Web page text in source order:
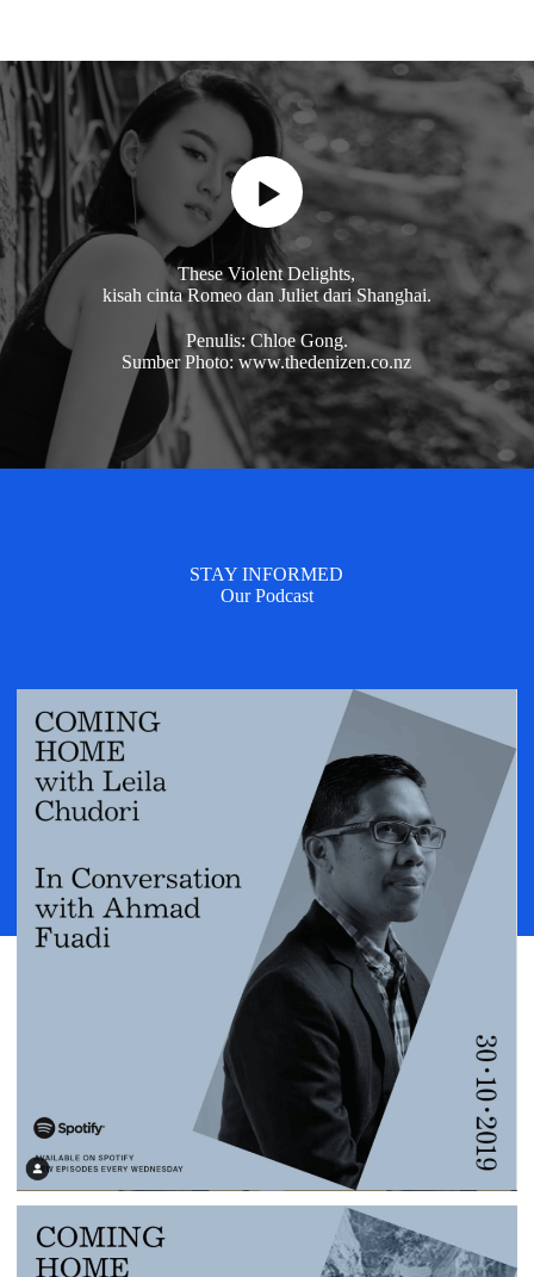
These Violent Delights,
kisah cinta Romeo dan Juliet dari Shanghai.
Penulis: Chloe Gong.
Sumber Photo: www.thedenizen.co.nz
STAY INFORMED
Our Podcast